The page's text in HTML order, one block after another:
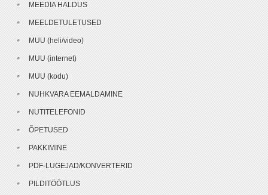
MEEDIA HALDUS
MEELDETULETUSED
MUU (heli/video)
MUU (internet)
MUU (kodu)
NUHKVARA EEMALDAMINE
NUTITELEFONID
ÕPETUSED
PAKKIMINE
PDF-LUGEJAD/KONVERTERID
PILDITÖÖTLUS